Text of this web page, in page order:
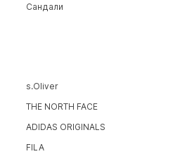
Сандали
s.Oliver
THE NORTH FACE
ADIDAS ORIGINALS
FILA